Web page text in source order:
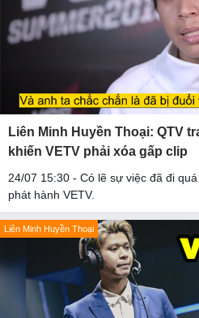
Liên Minh Huyền Thoại: QTV
khiến VETV phải xóa gấp clip
24/07 15:30 - Có lẽ sự việc đã đi
phát hành VETV.
Liên Minh Huyền Thoại